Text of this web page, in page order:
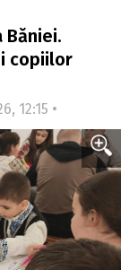
Băniei.
copiilor
12:15 •